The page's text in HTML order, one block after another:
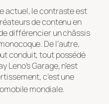
actuel, le contraste est
de contenu en
différencier un châssis
De l’autre,
conduit, tout possédé
Leno’s Garage, n’est
c’est une
mondiale.